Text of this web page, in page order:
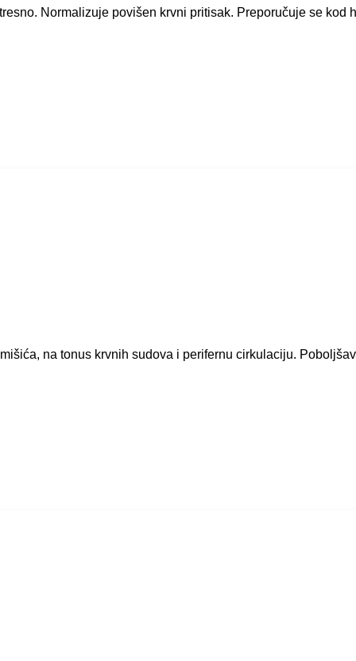
Normalizuje povišen krvni pritisak. Preporučuje se
na tonus krvnih sudova i perifernu cirkulaciju.